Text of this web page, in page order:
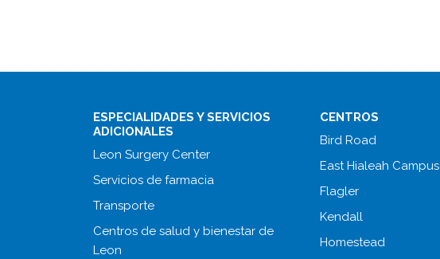
ESPECIALIDADES Y SERVICIOS
ADICIONALES
Leon Surgery Center
Servicios de farmacia
Transporte
Centros de salud y bienestar de
Leon
CENTROS
Bird Road
East Hialeah Campus
Flagler
Kendall
Homestead